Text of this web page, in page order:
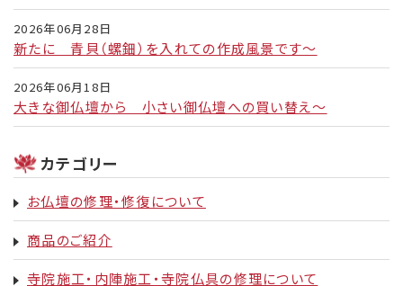
2026年06月28日
新たに 青貝（螺鈿）を入れての作成風景です～
2026年06月18日
大きな御仏壇から 小さい御仏壇への買い替え～
カテゴリー
お仏壇の修理・修復について
商品のご紹介
寺院施工・内陣施工・寺院仏具の修理について